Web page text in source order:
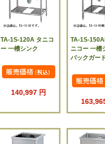
TA-1S-120A タニコ
ー 一槽シンク
140,997 円
TA-1S-
ニコー 一槽
バックガー